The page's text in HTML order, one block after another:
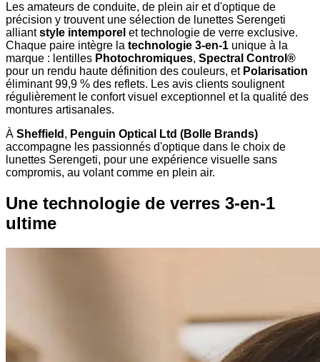
Les amateurs de conduite, de plein air et d'optique de
précision y trouvent une sélection de lunettes Serengeti
alliantstyle intemporel et technologie de verre exclusive.
Chaque paire intègre la technologie 3-en-1 unique à la
marque : lentilles Photochromiques, Spectral Control®
pour un rendu haute définition des couleurs, et Polarisation
éliminant 99,9 % des reflets. Les avis clients soulignent
régulièrement le confort visuel exceptionnel et la qualité des
montures artisanales.
À Sheffield , Penguin Optical Ltd (Bolle Brands)
accompagne les passionnés d'optique dans le choix de
lunettes Serengeti, pour une expérience visuelle sans
compromis, au volant comme en plein air.
Une technologie de verres 3-en-1
ultime